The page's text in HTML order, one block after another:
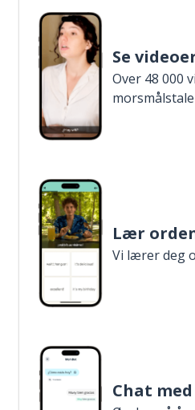
Se
Over 48 000
Lær
Vi lærer deg
Chat